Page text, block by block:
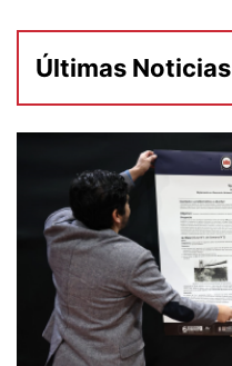
Últimas Noticias